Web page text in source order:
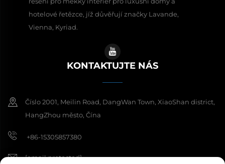
hotelové řetězce, jíž důvěřují značky Lavande,
Vienna, Kyriad.
KONTAKTUJTE NÁS
Číslo 2001, Meilin Road, DangWan Town, XiaoShan district,
HangZhou město, Čína
+86-15305857380
[email protected]